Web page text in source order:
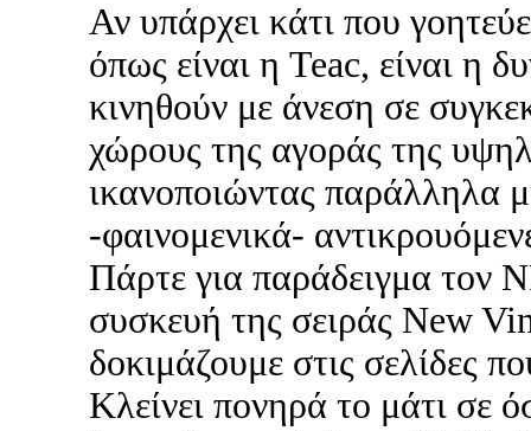
Αν υπάρχει κάτι που
όπως είναι η Teac, είναι η
κινηθούν με άνεση σε
χώρους της αγοράς της
ικανοποιώντας παράλληλα
-φαινομενικά-
Πάρτε για παράδειγμα τον
συσκευή της σειράς New
δοκιμάζουμε στις σελίδες
Κλείνει πονηρά το μάτι σε